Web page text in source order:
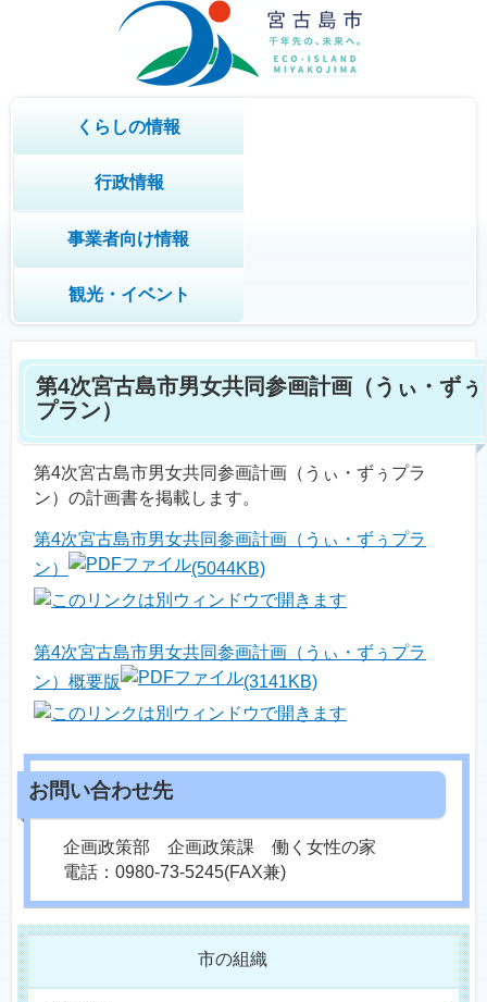
くらしの情報
行政情報
事業者向け情報
観光・イベント
第4次宮古島市男女共同参画計画（うぃ・ずぅ
プラン）
第4次宮古島市男女共同参画計画（うぃ・ずぅプラ
ン）の計画書を掲載します。
第4次宮古島市男女共同参画計画（うぃ・ずぅプラ
ン）
(5044KB)
第4次宮古島市男女共同参画計画（うぃ・ずぅプラ
ン）概要版
(3141KB)
企画政策部 企画政策課 働く女性の家
電話：0980-73-5245(FAX兼)
市の組織